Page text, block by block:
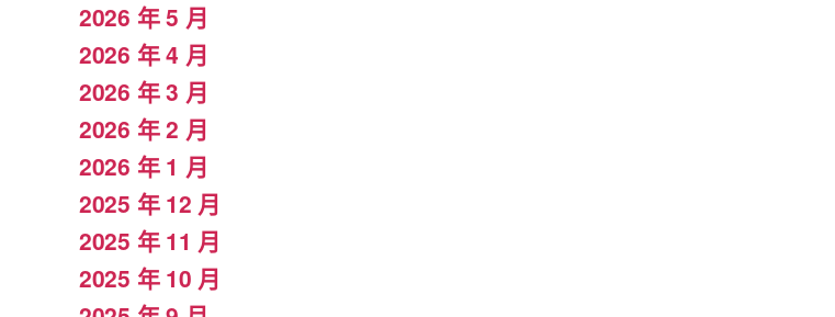
2026 年 5 月
2026 年 4 月
2026 年 3 月
2026 年 2 月
2026 年 1 月
2025 年 12 月
2025 年 11 月
2025 年 10 月